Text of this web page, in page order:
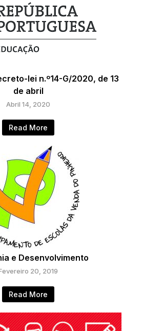
lei n.º14-G/2020, de 13
de abril
Abril 14, 2020
Read More
e Desenvolvimento
20, 2019
Read More